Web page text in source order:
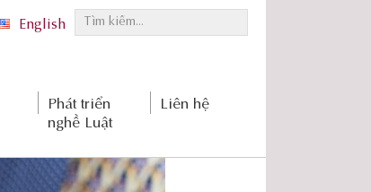
i
m
.
English
Phát triển
nghề Luật
Liên hệ